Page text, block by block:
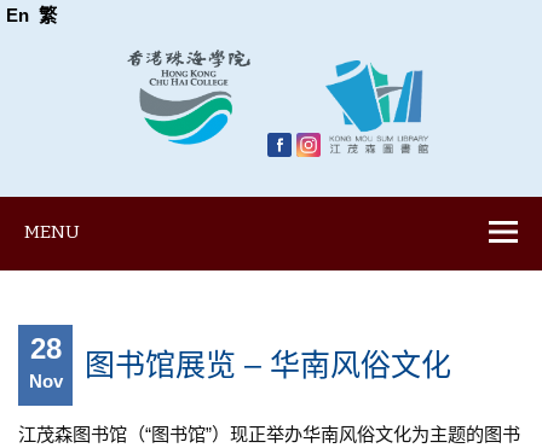
En 繁
MENU
28
Nov 图书馆展览 – 华南风俗文化
江茂森图书馆（“图书馆”）现正举办华南风俗文化为主题的图书